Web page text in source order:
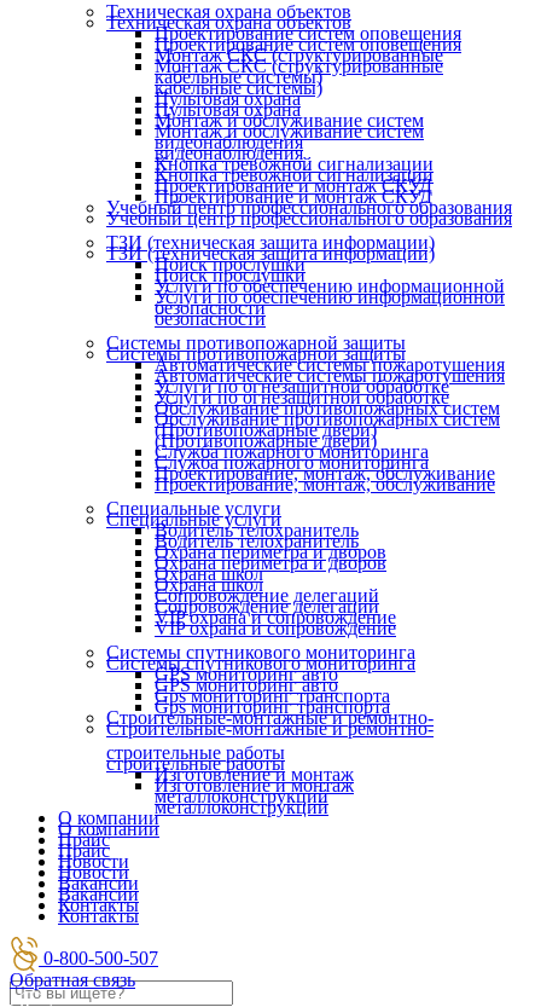
Техническая охрана объектов
Проектирование систем оповещения
Монтаж СКС (структурированные
кабельные системы)
Пультовая охрана
Монтаж и обслуживание систем
видеонаблюдения
Кнопка тревожной сигнализации
Проектирование и монтаж СКУД
Учебный центр профессионального образования
ТЗИ (техническая защита информации)
Поиск прослушки
Услуги по обеспечению информационной
безопасности
Системы противопожарной защиты
Автоматические системы пожаротушения
Услуги по огнезащитной обработке
Обслуживание противопожарных систем
(Противопожарные двери)
Служба пожарного мониторинга
Проектирование, монтаж, обслуживание
Специальные услуги
Водитель телохранитель
Охрана периметра и дворов
Охрана школ
Сопровождение делегаций
VIP охрана и сопровождение
Системы спутникового мониторинга
GPS мониторинг авто
Gps мониторинг транспорта
Строительные-монтажные и ремонтно-
строительные работы
Изготовление и монтаж
металлоконструкций
О компании
Прайс
Новости
Вакансии
Контакты
Техническая охрана объектов
Проектирование систем оповещения
Монтаж СКС (структурированные
кабельные системы)
Пультовая охрана
Монтаж и обслуживание систем
видеонаблюдения
Кнопка тревожной сигнализации
Проектирование и монтаж СКУД
Учебный центр профессионального образования
ТЗИ (техническая защита информации)
Поиск прослушки
Услуги по обеспечению информационной
безопасности
Системы противопожарной защиты
Автоматические системы пожаротушения
Услуги по огнезащитной обработке
Обслуживание противопожарных систем
(Противопожарные двери)
Служба пожарного мониторинга
Проектирование, монтаж, обслуживание
Специальные услуги
Водитель телохранитель
Охрана периметра и дворов
Охрана школ
Сопровождение делегаций
VIP охрана и сопровождение
Системы спутникового мониторинга
GPS мониторинг авто
Gps мониторинг транспорта
Строительные-монтажные и ремонтно-
строительные работы
Изготовление и монтаж
металлоконструкций
О компании
Прайс
Новости
Вакансии
Контакты
0-800-500-507
Обратная связь